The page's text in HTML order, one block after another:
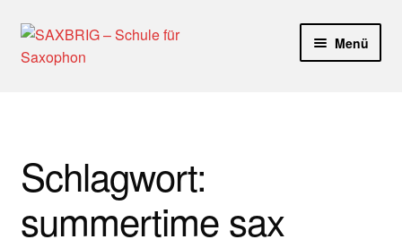
Zur
Navigation
Zum
Inhalt
Menü
Aktuelle Blog Artikel
ANMELDUNG
Schlagwort:
summertime sax